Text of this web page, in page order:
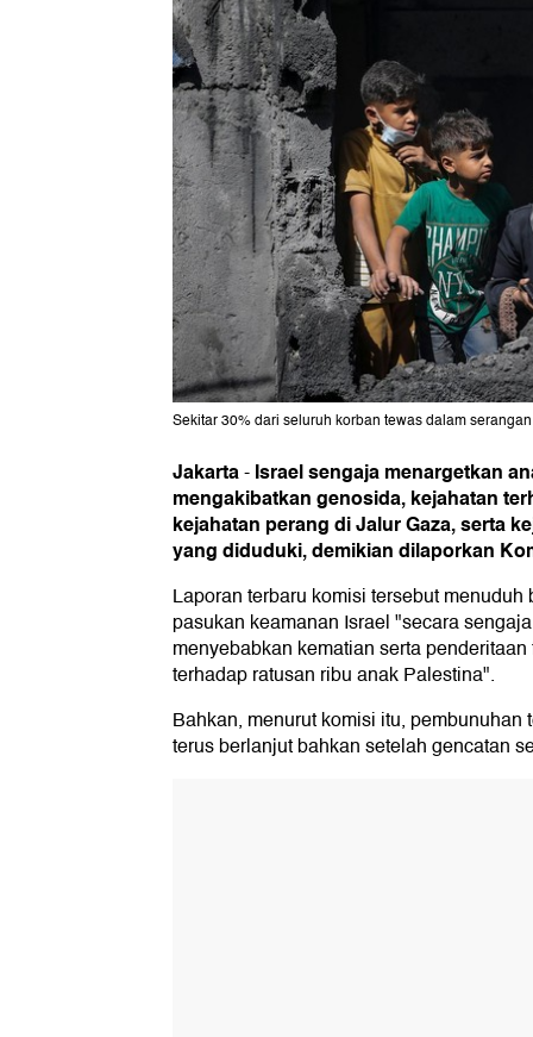
Sekitar 30% dari seluruh korban tewas dalam
Jakarta-Israel sengaja menargetkan
mengakibatkan genosida, kejahatan
kejahatan perang di Jalur Gaza, serta
yang diduduki, demikian dilaporkan
Laporan terbaru komisi tersebut
pasukan keamanan Israel "secara
menyebabkan kematian serta
terhadap ratusan ribu anak Palestina".
Bahkan, menurut komisi itu,
terus berlanjut bahkan setelah gencatan